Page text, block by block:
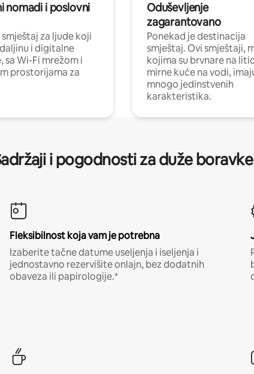
nomadi i poslovni
za ljude koji
i digitalne
sa Wi-Fi mrežom i
prostorijama za
Oduševljenje
zagarantovano
Ponekad je destinacija
smještaj. Ovi smještaji,
kojima su brvnare na
mirne kuće na vodi,
mnogo jedinstvenih
karakteristika.
i pogodnosti za duže boravke
Fleksibilnost koja vam je potrebna
Izaberite tačne datume useljenja i iseljenja i
jednostavno rezervišite onlajn, bez dodatnih
obaveza ili papirologije.*